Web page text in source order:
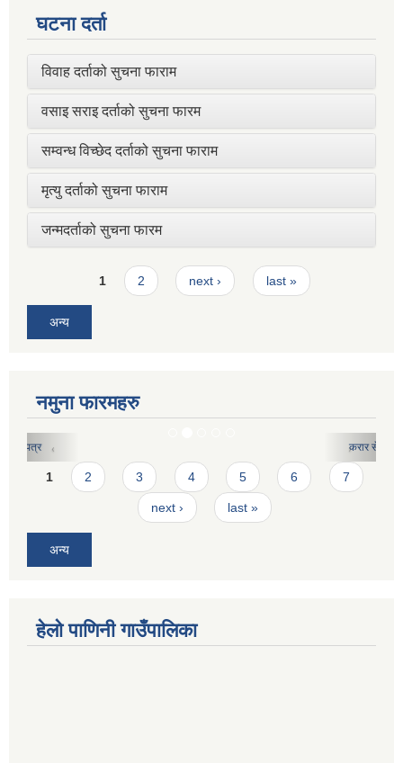
घटना दर्ता
विवाह दर्ताको सुचना फाराम
वसाइ सराइ दर्ताको सुचना फारम
सम्वन्ध विच्छेद दर्ताको सुचना फाराम
मृत्यु दर्ताको सुचना फाराम
जन्मदर्ताको सुचना फारम
Pages1 2 next › last »
अन्य
नमुना फारमहरु
करार सेवाको लागि दरखास्त फारमः
Pages
1 2 3 4 5 6 7
next › last »
अन्य
हेलो पाणिनी गाउँपालिका